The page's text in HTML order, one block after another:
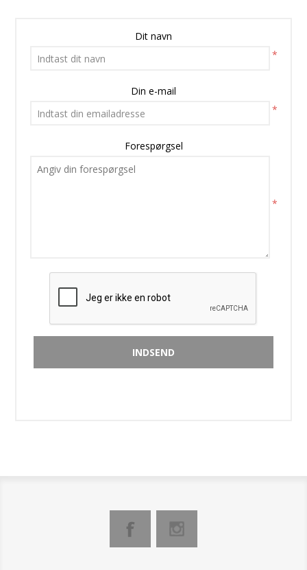
Dit navn
*
Din e-mail
*
Forespørgsel
*